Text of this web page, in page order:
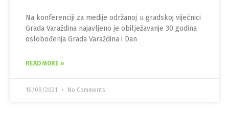
Na konferenciji za medije održanoj u gradskoj vijećnici
Grada Varaždina najavljeno je obilježavanje 30 godina
oslobođenja Grada Varaždina i Dan
READ MORE »
16/09/2021 No Comments